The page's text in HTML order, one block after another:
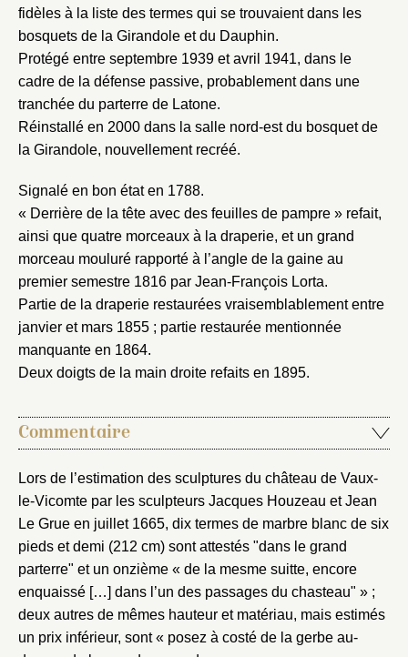
fidèles à la liste des termes qui se trouvaient dans les
bosquets de la Girandole et du Dauphin.
Protégé entre septembre 1939 et avril 1941, dans le
cadre de la défense passive, probablement dans une
tranchée du parterre de Latone.
Réinstallé en 2000 dans la salle nord-est du bosquet de
la Girandole, nouvellement recréé.
Signalé en bon état en 1788.
« Derrière de la tête avec des feuilles de pampre » refait,
ainsi que quatre morceaux à la draperie, et un grand
morceau mouluré rapporté à l’angle de la gaine au
premier semestre 1816 par Jean-François Lorta.
Partie de la draperie restaurées vraisemblablement entre
janvier et mars 1855 ; partie restaurée mentionnée
manquante en 1864.
Deux doigts de la main droite refaits en 1895.
Commentaire
Lors de l’estimation des sculptures du château de Vaux-
le-Vicomte par les sculpteurs Jacques Houzeau et Jean
Le Grue en juillet 1665, dix termes de marbre blanc de six
pieds et demi (212 cm) sont attestés "dans le grand
parterre" et un onzième « de la mesme suitte, encore
enquaissé […] dans l’un des passages du chasteau" » ;
deux autres de mêmes hauteur et matériau, mais estimés
un prix inférieur, sont « posez à costé de la gerbe au-
Choix du dossier où ajouter la
notice
Valider
Nouveau dossier
Fermer
Connexion
Mot de passe
Envoyer